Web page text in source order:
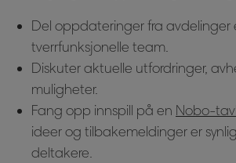
Del oppdateringer fra avdelinger
tverrfunksjonelle team.
Diskuter aktuelle utfordringer,
muligheter.
Fang opp innspill på en Nobo-
ideer og tilbakemeldinger er
deltakere.